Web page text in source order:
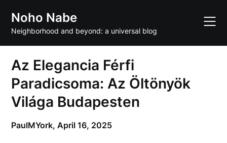
content
Noho Nabe
Neighborhood and beyond: a universal blog
Az Elegancia Férfi
Paradicsoma: Az Öltönyök
Világa Budapesten
PaulMYork,April 16, 2025